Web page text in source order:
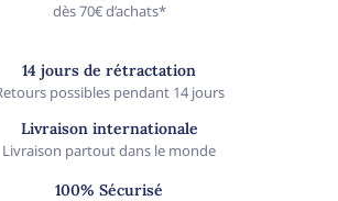
dès 70€ d’achats*
14 jours de rétractation
possibles pendant 14 jours
Livraison internationale
Livraison partout dans le monde
100% Sécurisé